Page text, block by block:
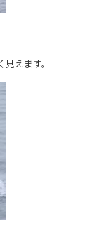
えます。